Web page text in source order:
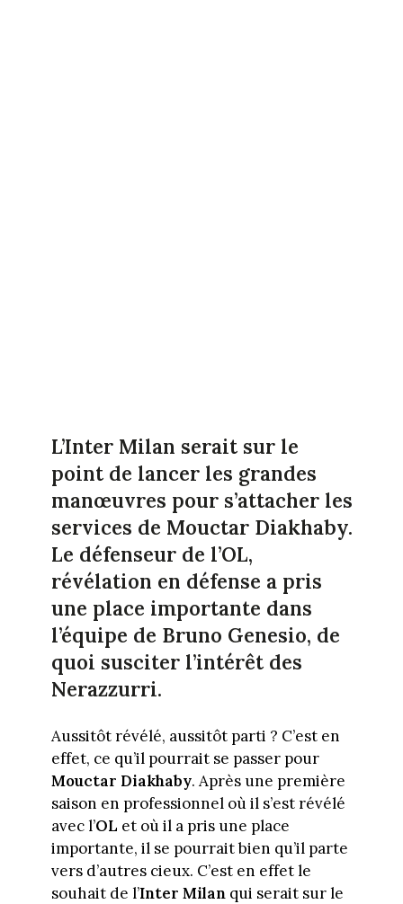
L’Inter Milan serait sur le
point de lancer les grandes
manœuvres pour s’attacher les
services de Mouctar Diakhaby.
Le défenseur de l’OL,
révélation en défense a pris
une place importante dans
l’équipe de Bruno Genesio, de
quoi susciter l’intérêt des
Nerazzurri.
Aussitôt révélé, aussitôt parti ? C’est en
effet, ce qu’il pourrait se passer pour
Mouctar Diakhaby. Après une première
saison en professionnel où il s’est révélé
avec l’OL et où il a pris une place
importante, il se pourrait bien qu’il parte
vers d’autres cieux. C’est en effet le
souhait de l’Inter Milanqui serait sur le